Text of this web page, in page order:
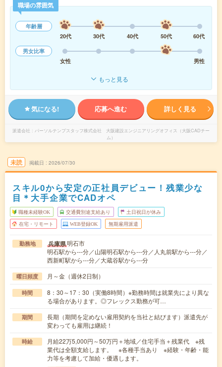
職場の雰囲気
年齢層
20代
30代 40代 50代
60代
男女比率
女性
男性
もっと見る
気になる! 応募へ進む 詳しく見る
派遣会社
パーソルテンプスタッフ株式会社 大阪建設エンジニアリングオフィス（大阪CADチー
ム）
未読 掲載日 2026/07/30
スキル0から安定の正社員デビュー！残業少な
目＊大手企業でCADオペ
職種未経験OK 交通費別途支給あり 土日祝日が休み
在宅・リモート WEB登録OK 無期雇用派遣
勤務地 兵庫県明石市
明石駅から---分／山陽明石駅から---分／人丸前駅から---分／
西新町駅から---分／大蔵谷駅から---分
曜日頻度 月～金（週休2日制）
時間
8：30～17：30（実働8時間）※勤務時間は就業先により異な
る場合があります。◎フレックス勤務が可…
期間
長期（期間を定めない雇用契約を当社と結びます）派遣先が
変わっても雇用は継続！
時給
月給22万5,000円～50万円＋地域／住宅手当＋残業代 ※残
業代は全額支給します。 ※各種手当あり ※経験・年齢・能
力等を考慮して加給・優遇します。